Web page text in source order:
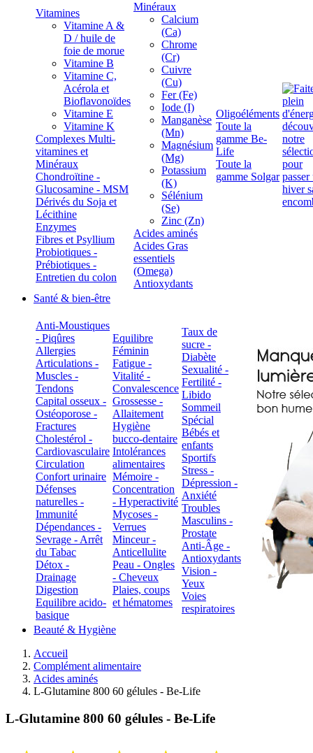
Vitamines
Vitamine A &
D / huile de
foie de morue
Vitamine B
Vitamine C,
Acérola et
Bioflavonoïdes
Vitamine E
Vitamine K
Complexes Multi-
vitamines et
Minéraux
Chondroïtine -
Glucosamine - MSM
Dérivés du Soja et
Lécithine
Enzymes
Fibres et Psyllium
Probiotiques -
Prébiotiques -
Entretien du colon
Minéraux
Calcium
(Ca)
Chrome
(Cr)
Cuivre
(Cu)
Fer (Fe)
Iode (I)
Manganèse
(Mn)
Magnésium
(Mg)
Potassium
(K)
Sélénium
(Se)
Zinc (Zn)
Acides aminés
Acides Gras
essentiels
(Omega)
Antioxydants
Oligoéléments
Toute la
gamme Be-
Life
Toute la
gamme Solgar
Santé & bien-être
Anti-Moustiques
- Piqûres
Allergies
Articulations -
Muscles -
Tendons
Capital osseux -
Ostéoporose -
Fractures
Cholestérol -
Cardiovasculaire
Circulation
Confort urinaire
Défenses
naturelles -
Immunité
Dépendances -
Sevrage - Arrêt
du Tabac
Détox -
Drainage
Digestion
Equilibre acido-
basique
Equilibre
Féminin
Fatigue -
Vitalité -
Convalescence
Grossesse -
Allaitement
Hygiène
bucco-dentaire
Intolérances
alimentaires
Mémoire -
Concentration
- Hyperactivité
Mycoses -
Verrues
Minceur -
Anticellulite
Peau - Ongles
- Cheveux
Plaies, coups
et hématomes
Taux de
sucre -
Diabète
Sexualité -
Fertilité -
Libido
Sommeil
Spécial
Bébés et
enfants
Sportifs
Stress -
Dépression -
Anxiété
Troubles
Masculins -
Prostate
Anti-Âge -
Antioxydants
Vision -
Yeux
Voies
respiratoires
Beauté & Hygiène
Accueil
Complément alimentaire
Acides aminés
L-Glutamine 800 60 gélules - Be-Life
L-Glutamine 800 60 gélules - Be-Life